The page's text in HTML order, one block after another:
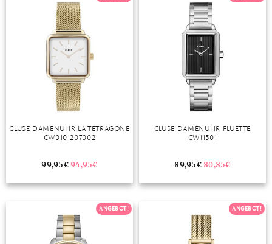
CLUSE DAMENUHR LA TÉTRAGONE
CW0101207002
99,95€ 94,95€
CLUSE DAMENUHR FLUETTE
CW11501
89,95€ 80,85€
ANGEBOT! ANGEBOT!